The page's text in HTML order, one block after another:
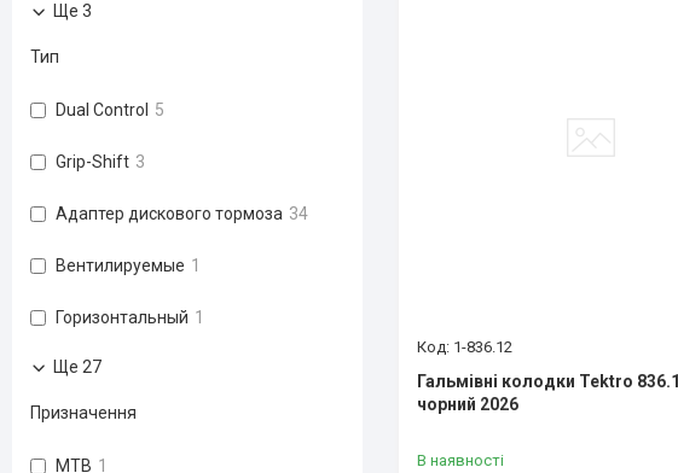
1-836.12
Гальмівні колодки Tektro
чорний 2026
В наявності
Ще 3
Тип
Dual Control 5
Grip-Shift 3
Адаптер дискового тормоза 34
Вентилируемые 1
Горизонтальный 1
Ще 27
Призначення
MTB 1